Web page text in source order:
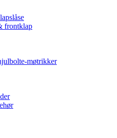
frontklap
møtrikker